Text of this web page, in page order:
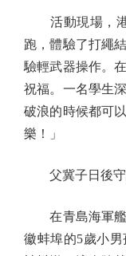
活動現場，港
跑，體驗了打繩
驗輕武器操作。
祝福。一名學生
破浪的時候都可
樂！」
父冀子日後守
在青島海軍艦
徽蚌埠的5歲小